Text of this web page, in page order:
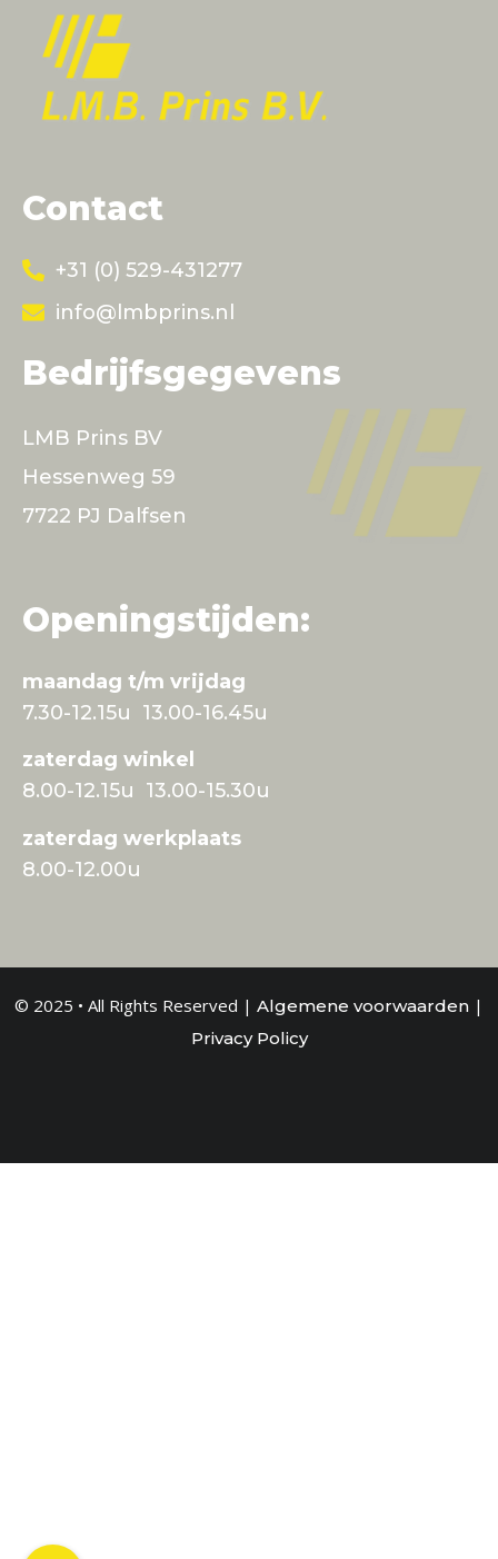
Contact
+31 (0) 529-431277
info@lmbprins.nl
Bedrijfsgegevens
LMB Prins BV
Hessenweg 59
7722 PJ Dalfsen
Openingstijden:
maandag t/m vrijdag
7.30-12.15u 13.00-16.45u
zaterdag winkel
8.00-12.15u 13.00-15.30u
zaterdag werkplaats
8.00-12.00u
© 2025 • All Rights Reserved | Algemene voorwaarden |
Privacy Policy